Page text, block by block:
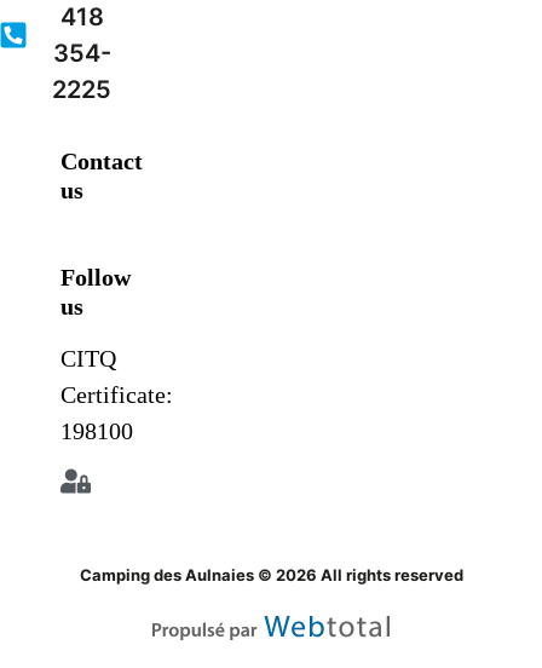
418
354-
2225
Contact
us
Follow
us
CITQ
Certificate:
198100
Camping des Aulnaies © 2026 All rights reserved